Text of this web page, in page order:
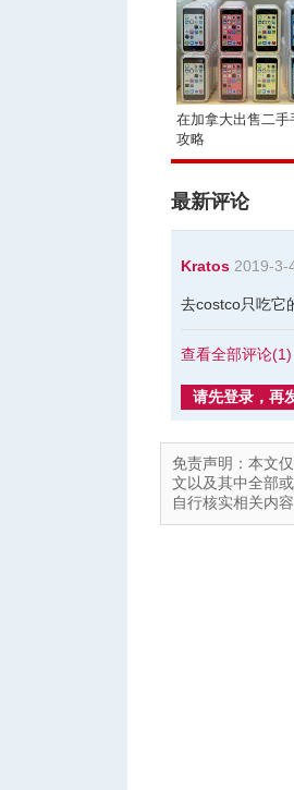
在加拿大出售二手
攻略
最新评论
Kratos 2019-3-
去costco只吃它
查看全部评论(1)
请先登录，再
免责声明：本文
文以及其中全部
自行核实相关内